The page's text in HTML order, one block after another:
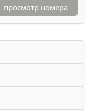
просмотр номера